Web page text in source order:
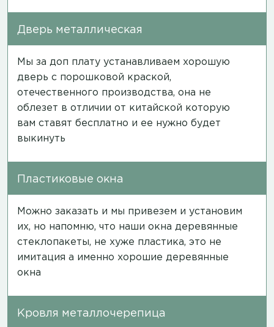
Дверь металлическая
Мы за доп плату устанавливаем хорошую
дверь с порошковой краской,
отечественного производства, она не
облезет в отличии от китайской которую
вам ставят бесплатно и ее нужно будет
выкинуть
Пластиковые окна
Можно заказать и мы привезем и установим
их, но напомню, что наши окна деревянные
стеклопакеты, не хуже пластика, это не
имитация а именно хорошие деревянные
окна
Кровля металлочерепица